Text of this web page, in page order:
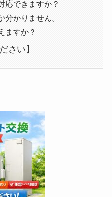
応できますか？
分かりません。
ますか？
さい】